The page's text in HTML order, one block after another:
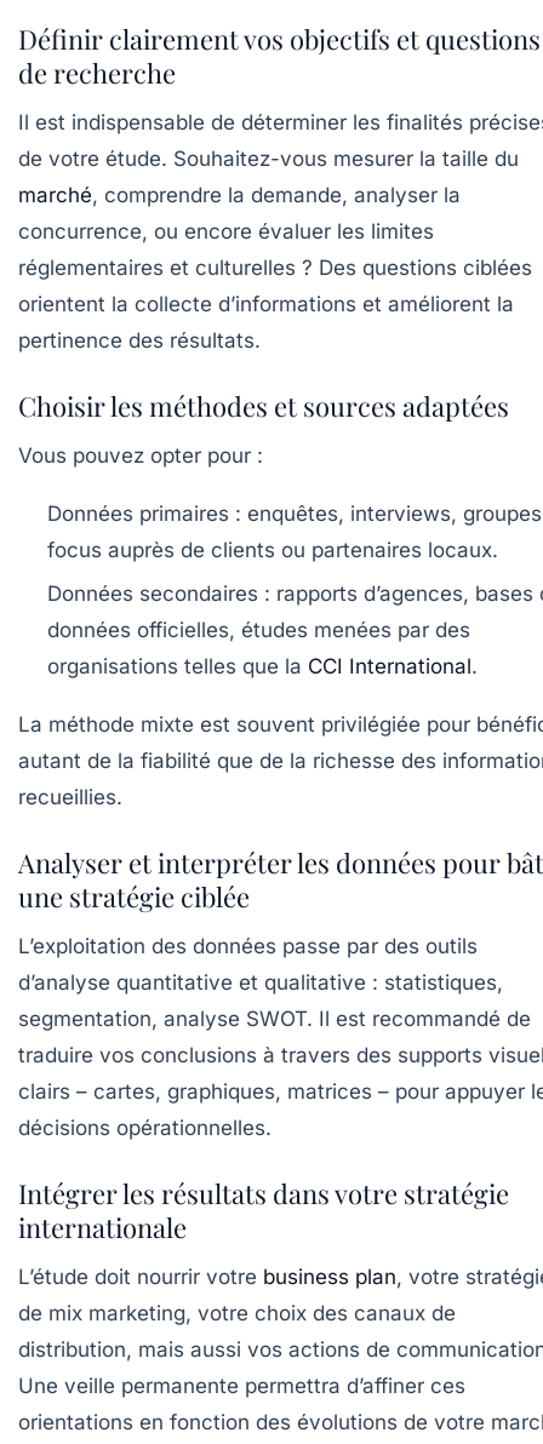
Définir clairement vos objectifs et questions
de recherche
Il est indispensable de déterminer les finalités
de votre étude. Souhaitez-vous mesurer la taille du
marché, comprendre la demande, analyser la
concurrence, ou encore évaluer les limites
réglementaires et culturelles ? Des questions ciblées
orientent la collecte d’informations et améliorent la
pertinence des résultats.
Choisir les méthodes et sources adaptées
Vous pouvez opter pour :
Données primaires : enquêtes, interviews, groupes
focus auprès de clients ou partenaires locaux.
Données secondaires : rapports d’agences, bases
données officielles, études menées par des
organisations telles que la CCI International.
La méthode mixte est souvent privilégiée pour
autant de la fiabilité que de la richesse des
recueillies.
Analyser et interpréter les données pour
une stratégie ciblée
L’exploitation des données passe par des outils
d’analyse quantitative et qualitative : statistiques,
segmentation, analyse SWOT. Il est recommandé de
traduire vos conclusions à travers des supports
clairs – cartes, graphiques, matrices – pour appuyer
décisions opérationnelles.
Intégrer les résultats dans votre stratégie
internationale
L’étude doit nourrir votre business plan, votre
de mix marketing, votre choix des canaux de
distribution, mais aussi vos actions de
Une veille permanente permettra d’affiner ces
orientations en fonction des évolutions de votre